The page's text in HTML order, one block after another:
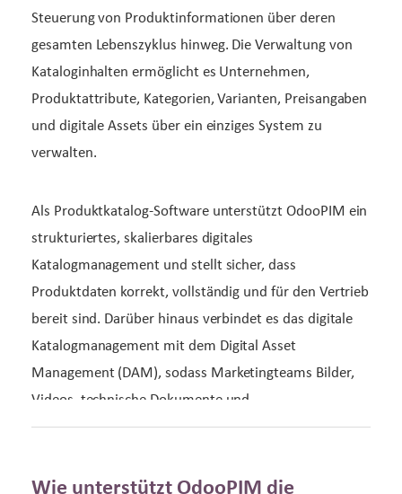
Steuerung von Produktinformationen über deren
gesamten Lebenszyklus hinweg. Die Verwaltung von
Kataloginhalten ermöglicht es Unternehmen,
Produktattribute, Kategorien, Varianten, Preisangaben
und digitale Assets über ein einziges System zu
verwalten.
Als Produktkatalog-Software unterstützt OdooPIM ein
strukturiertes, skalierbares digitales
Katalogmanagement und stellt sicher, dass
Produktdaten korrekt, vollständig und für den Vertrieb
bereit sind. Darüber hinaus verbindet es das digitale
Katalogmanagement mit dem Digital Asset
Management (DAM), sodass Marketingteams Bilder,
Videos, technische Dokumente und
Marketingmaterialien zusammen mit den
Wie unterstützt OdooPIM die